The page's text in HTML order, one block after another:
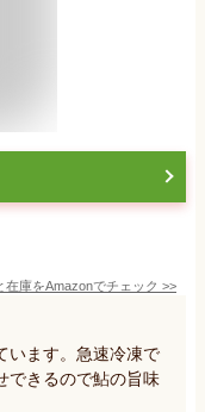
在庫をAmazonでチェック >>
います。急速冷凍で
できるので鮎の旨味